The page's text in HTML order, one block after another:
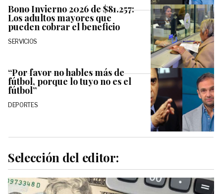
Bono Invierno 2026 de $81.257:
Los adultos mayores que
pueden cobrar el beneficio
SERVICIOS
“Por favor no hables más de
fútbol, porque lo tuyo no es el
fútbol”
DEPORTES
Selección del editor: